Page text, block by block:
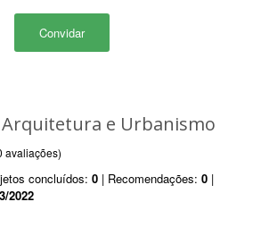
Convidar
e Urbanismo
avaliações)
concluídos: 0 | Recomendações: 0 |
2022